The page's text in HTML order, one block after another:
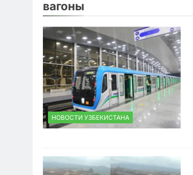
вагоны
НОВОСТИ УЗБЕКИСТАНА